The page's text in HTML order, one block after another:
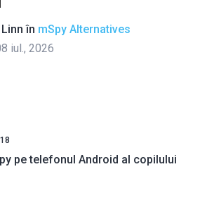
în mSpy Alternatives
iul., 2026
pe telefonul Android al copilului